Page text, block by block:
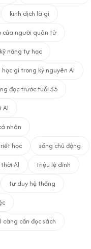
kinh dịch là gì
của người quân tử
kỹ năng tự học
gì trong kỷ nguyên AI
đọc trước tuổi 35
AI
nhân
học
sống chủ động
AI
triệu lệ dĩnh
tư duy hệ thống
càng cần đọc sách